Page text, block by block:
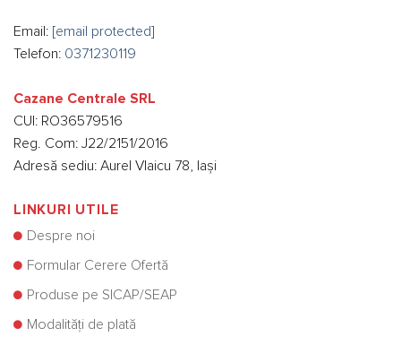
Email: [email protected]
Telefon: 0371230119
Cazane Centrale SRL
CUI: RO36579516
Reg. Com: J22/2151/2016
Adresă sediu: Aurel Vlaicu 78, Iași
LINKURI UTILE
Despre noi
Formular Cerere Ofertă
Produse pe SICAP/SEAP
Modalități de plată